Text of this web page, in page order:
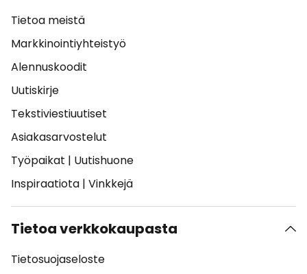
Tietoa meistä
Markkinointiyhteistyö
Alennuskoodit
Uutiskirje
Tekstiviestiuutiset
Asiakasarvostelut
Työpaikat | Uutishuone
Inspiraatiota | Vinkkejä
Tietoa verkkokaupasta
Tietosuojaseloste